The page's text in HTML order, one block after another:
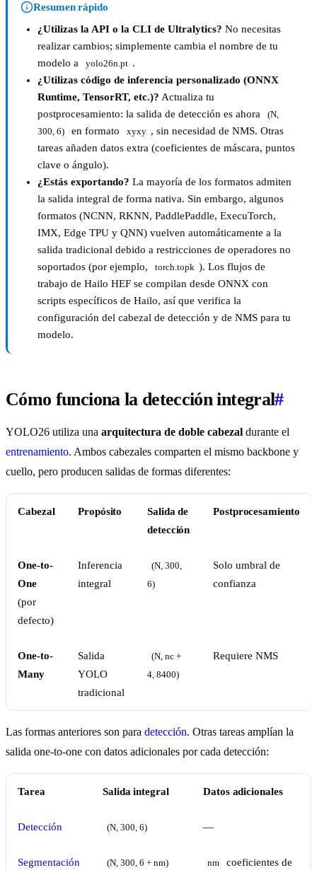
Resumen rápido
¿Utilizas la API o la CLI de Ultralytics? No necesitas
realizar cambios; simplemente cambia el nombre de tu
modelo a
yolo26n.pt .
¿Utilizas código de inferencia personalizado (ONNX
Runtime, TensorRT, etc.)? Actualiza tu
postprocesamiento: la salida de detección es ahora
(N,
300, 6)
en formato xyxy , sin necesidad de NMS. Otras
tareas añaden datos extra (coeficientes de máscara, puntos
clave o ángulo).
¿Estás exportando? La mayoría de los formatos admiten
la salida integral de forma nativa. Sin embargo, algunos
formatos (NCNN, RKNN, PaddlePaddle, ExecuTorch,
IMX, Edge TPU y QNN) vuelven automáticamente a la
salida tradicional debido a restricciones de operadores no
soportados (por ejemplo,
torch.topk ). Los flujos de
trabajo de Hailo HEF se compilan desde ONNX con
scripts específicos de Hailo, así que verifica la
configuración del cabezal de detección y de NMS para tu
modelo.
Cómo funciona la detección integral#
YOLO26 utiliza una arquitectura de doble cabezal durante el
entrenamiento. Ambos cabezales comparten el mismo backbone y
cuello, pero producen salidas de formas diferentes:
Cabezal Propósito
Salida de
detección
Postprocesamiento
One-to-
One
(por
defecto)
Inferencia
integral
(N, 300,
6)
Solo umbral de
confianza
One-to-
Many
Salida
YOLO
tradicional
(N, nc +
4, 8400)
Requiere NMS
Las formas anteriores son para detección. Otras tareas amplían la
salida one-to-one con datos adicionales por cada detección:
Tarea Salida integral Datos adicionales
Detección (N, 300, 6) —
Segmentación (N, 300, 6 + nm) nm coeficientes de